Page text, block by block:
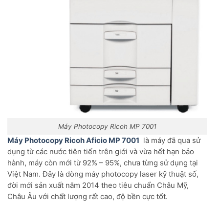
Máy Photocopy Ricoh MP 7001
Máy Photocopy Ricoh Aficio MP 7001 là máy đã qua sử
dụng từ các nước tiên tiến trên giới và vừa hết hạn bảo
hành, máy còn mới từ 92% – 95%, chưa từng sử dụng tại
Việt Nam. Đây là dòng máy photocopy laser kỹ thuật số,
đời mới sản xuất năm 2014 theo tiêu chuẩn Châu Mỹ,
Châu Âu với chất lượng rất cao, độ bền cực tốt.